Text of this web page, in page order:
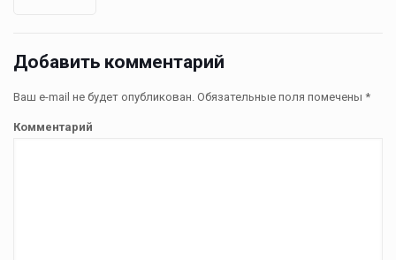
Добавить комментарий
Ваш e-mail не будет опубликован. Обязательные поля помечены *
Комментарий